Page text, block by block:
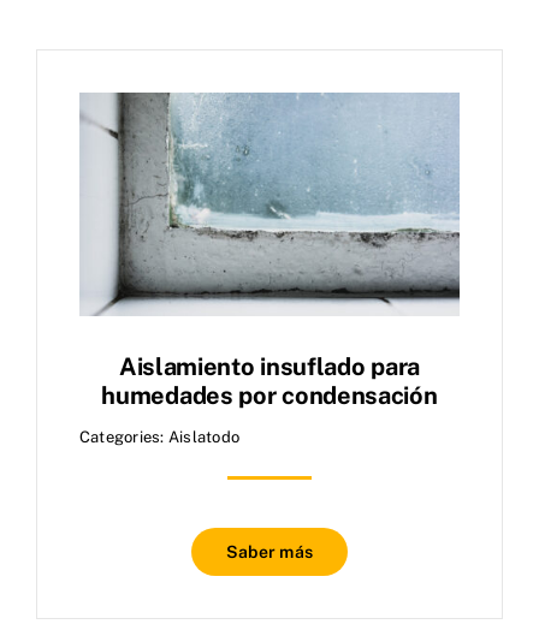
Aislamiento insuflado para
humedades por condensación
Categories: Aislatodo
Saber más